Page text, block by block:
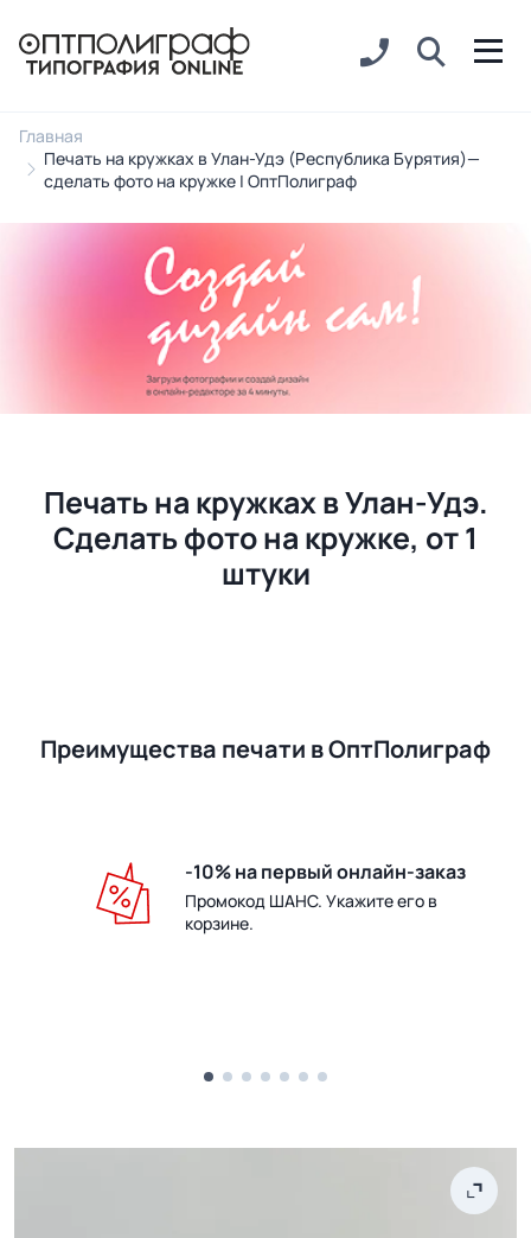
Главная
Печать на кружках в Улан-Удэ (Республика Бурятия)—
сделать фото на кружке | ОптПолиграф
Печать на кружках в Улан-Удэ.
Сделать фото на кружке, от 1
штуки
Преимущества печати в ОптПолиграф
-10% на первый онлайн-заказ
Промокод ШАНС. Укажите его в
корзине.